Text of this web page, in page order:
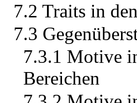
7.2 Traits in
7.3
7.3.1 Motive
Bereichen